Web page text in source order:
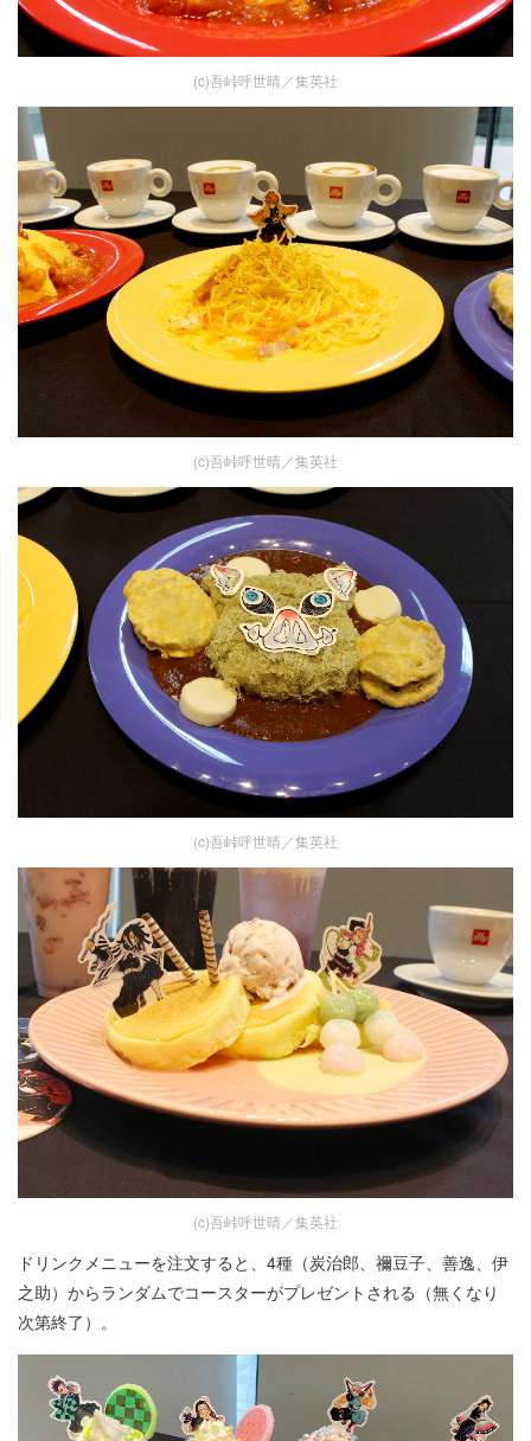
(c)吾峠呼世晴／集英社
(c)吾峠呼世晴／集英社
(c)吾峠呼世晴／集英社
(c)吾峠呼世晴／集英社
ドリンクメニューを注文すると、4種（炭治郎、禰豆子、善逸、伊
之助）からランダムでコースターがプレゼントされる（無くなり
次第終了）。